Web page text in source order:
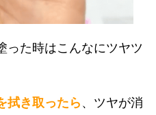
った時はこんなにツヤツ
拭き取ったら、ツヤが消